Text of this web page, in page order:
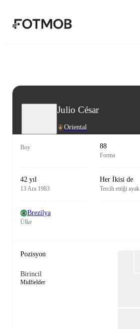
Julio César
Oriental
Boy 88
Forma
42 yıl
13 Ara 1983
Her İkisi de
Tercih ettiği ayak
Brezilya
Ülke
Pozisyon
Birincil
Midfielder